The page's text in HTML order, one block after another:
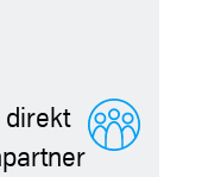
direkt